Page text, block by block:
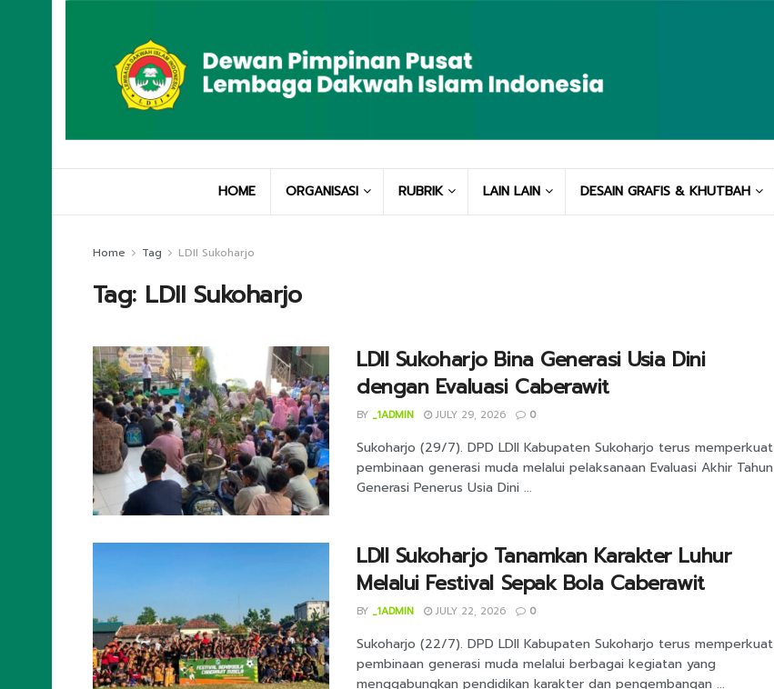
HOME ORGANISASI RUBRIK LAIN LAIN DESAIN GRAFIS & KHUTBAH
Home Tag LDII Sukoharjo
Tag: LDII Sukoharjo
LDII Sukoharjo Bina Generasi Usia Dini
dengan Evaluasi Caberawit
BY _1ADMIN JULY 29, 2026 0
Sukoharjo (29/7). DPD LDII Kabupaten Sukoharjo terus memperkuat
pembinaan generasi muda melalui pelaksanaan Evaluasi Akhir Tahun
Generasi Penerus Usia Dini ...
LDII Sukoharjo Tanamkan Karakter Luhur
Melalui Festival Sepak Bola Caberawit
BY _1ADMIN JULY 22, 2026 0
Sukoharjo (22/7). DPD LDII Kabupaten Sukoharjo terus memperkuat
pembinaan generasi muda melalui berbagai kegiatan yang
menggabungkan pendidikan karakter dan pengembangan ...